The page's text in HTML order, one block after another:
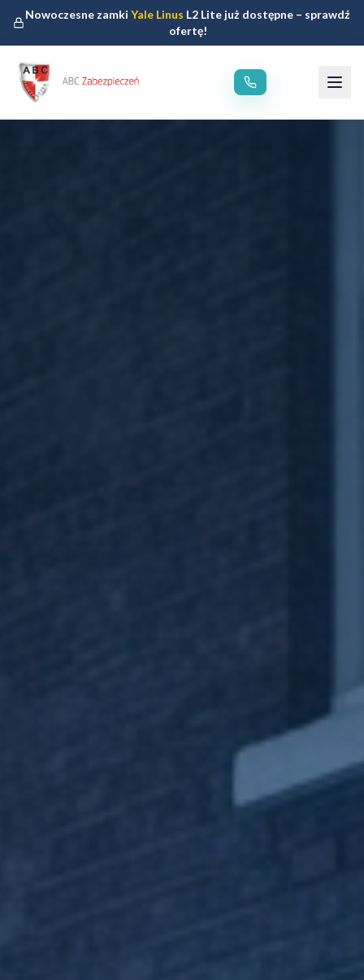
Nowoczesne zamkiYale Linus L2 Lite już dostępne – sprawdź
ofertę!